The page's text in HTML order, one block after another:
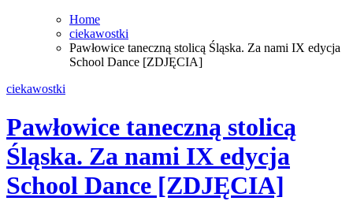
Home
ciekawostki
Pawłowice taneczną stolicą Śląska. Za nami IX edycja
School Dance [ZDJĘCIA]
ciekawostki
Pawłowice taneczną stolicą
Śląska. Za nami IX edycja
School Dance [ZDJĘCIA]